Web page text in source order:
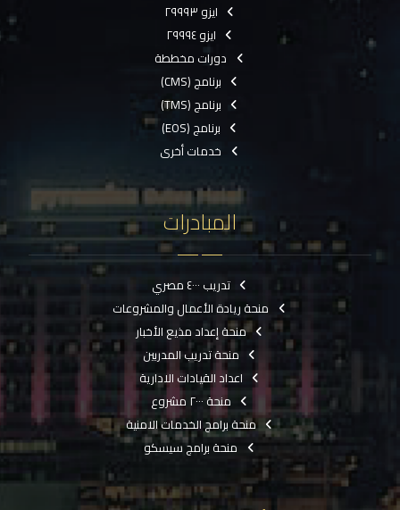
ايزو ٢٩٩٩٣
ايزو ٢٩٩٩٤
دورات مخططة
برنامج (CMS)
برنامج (TMS)
برنامج (EOS)
خدمات أخرى
المبادرات
تدريب ٤٠٠٠ مصري
منحة ريادة الأعمال والمشروعات
منحة إعداد مذيع الأخبار
منحة تدريب المدربين
اعداد القيادات الادارية
منحة ٢٠٠٠ مشروع
منحة برامج الخدمات الامنية
منحة برامج سيسكو